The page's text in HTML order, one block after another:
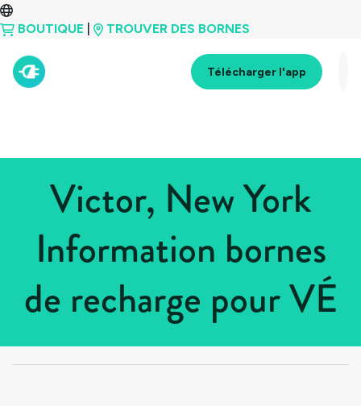
BOUTIQUE TROUVER DES BORNES
Télécharger l'app
Victor, New York
Information bornes
de recharge pour VÉ
États-Unis > New York